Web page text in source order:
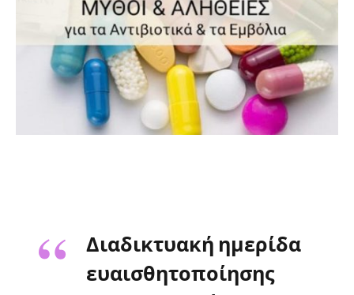
Διαδικτυακή ημερίδα
ευαισθητοποίησης